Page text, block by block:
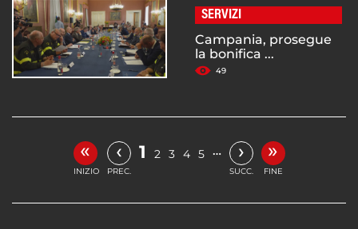
SERVIZI
Campania, prosegue
la bonifica ...
49
«
INIZIO
‹
PREC.
1 2 3 4 5 … ›
SUCC.
»
FINE